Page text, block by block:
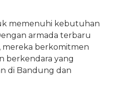
memenuhi kebutuhan
armada terbaru
mereka berkomitmen
berkendara yang
di Bandung dan